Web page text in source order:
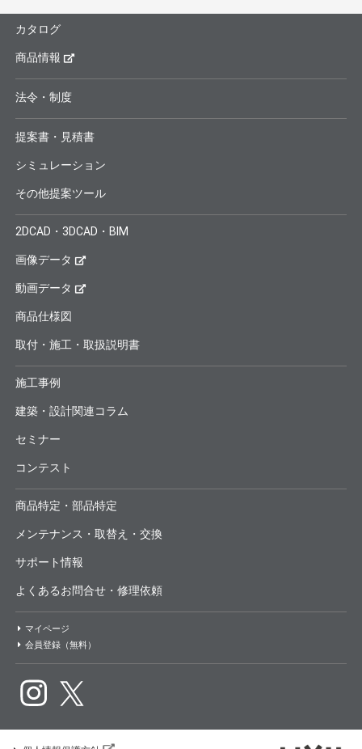
カタログ
商品情報
法令・制度
提案書・見積書
シミュレーション
その他提案ツール
2DCAD・3DCAD・BIM
画像データ
動画データ
商品仕様図
取付・施工・取扱説明書
施工事例
建築・設計関連コラム
セミナー
コンテスト
商品特定・部品特定
メンテナンス・取替え・交換
サポート情報
よくあるお問合せ・修理依頼
マイページ
会員登録（無料）